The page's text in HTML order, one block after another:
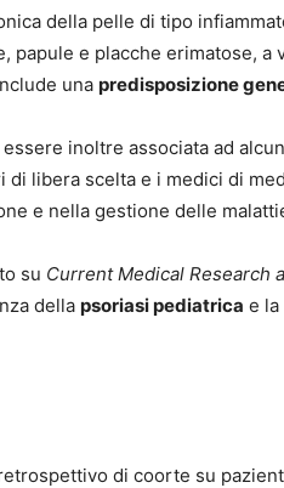
della pelle di tipo
papule e placche erimatose,
una predisposizione
inoltre associata ad
libera scelta e i medici di
e nella gestione delle
su Current Medical Research
della psoriasi pediatrica e la
di coorte su